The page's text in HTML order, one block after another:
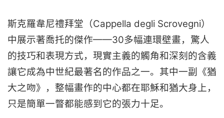
斯克羅韋尼禮拜堂（Cappella degli Scrovegni）
中展示著喬托的傑作——30多幅連環壁畫，驚人
的技巧和表現方式，現實主義的觸角和深刻的含義
讓它成為中世紀最著名的作品之一。其中一副《猶
大之吻》，整幅畫作的中心都在耶穌和猶大身上，
只是簡單一瞥都能感到它的張力十足。